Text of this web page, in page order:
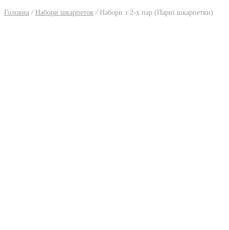
Головна / Набори шкарпеток /Набори з 2-х пар (Парні шкарпетки)